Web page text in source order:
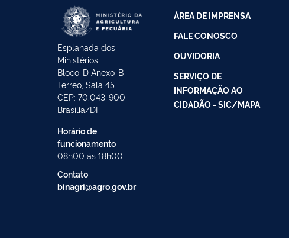
Esplanada dos
Ministérios
Bloco-D Anexo-B
Térreo, Sala 45
CEP: 70.043-900
Brasília/DF
Horário de
funcionamento
08h00 às 18h00
Contato
binagri@agro.gov.br
ÁREA DE IMPRENSA
FALE CONOSCO
OUVIDORIA
SERVIÇO DE
INFORMAÇÃO AO
CIDADÃO - SIC/MAPA